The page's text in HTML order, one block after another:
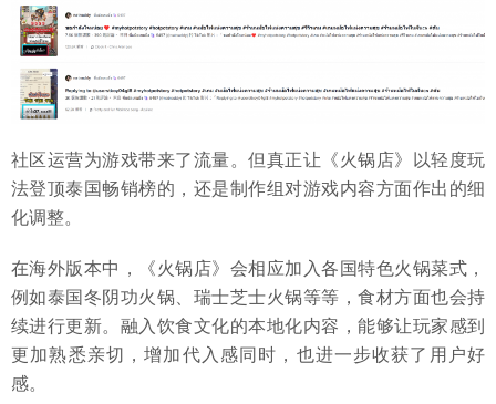
社区运营为游戏带来了流量。但真正让《火锅店》以轻度玩
法登顶泰国畅销榜的，还是制作组对游戏内容方面作出的细
化调整。
在海外版本中，《火锅店》会相应加入各国特色火锅菜式，
例如泰国冬阴功火锅、瑞士芝士火锅等等，食材方面也会持
续进行更新。融入饮食文化的本地化内容，能够让玩家感到
更加熟悉亲切，增加代入感同时，也进一步收获了用户好
感。